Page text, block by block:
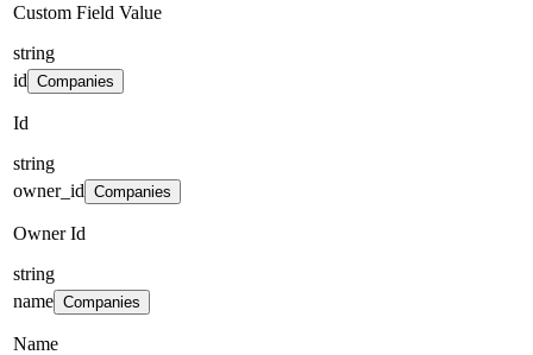
Custom Field Value
string
id Companies
Id
string
owner_id Companies
Owner Id
string
name Companies
Name